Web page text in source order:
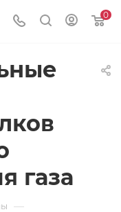
0
газа
—